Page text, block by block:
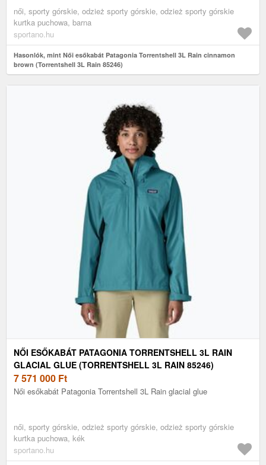
női, sporty górskie, odzież sporty górskie, odzież sporty górskie
kurtka puchowa, barna
sportano.hu
Hasonlók, mint Női esőkabát Patagonia Torrentshell 3L Rain cinnamon
brown (Torrentshell 3L Rain 85246)
NŐI ESŐKABÁT PATAGONIA TORRENTSHELL 3L RAIN
GLACIAL GLUE (TORRENTSHELL 3L RAIN 85246)
7 571 000 Ft
Női esőkabát Patagonia Torrentshell 3L Rain glacial glue
női, sporty górskie, odzież sporty górskie, odzież sporty górskie
kurtka puchowa, kék
sportano.hu